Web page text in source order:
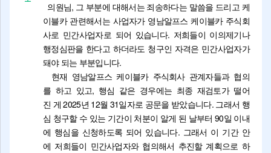
의원님, 그 부분에 대해서는 죄송하다는 말씀을 드리고 케
이블카 관련해서는 사업자가 영남알프스 케이블카 주식회
사로 민간사업자로 되어 있습니다. 저희들이 이의제기나
행정심판을 한다고 하더라도 청구인 자격은 민간사업자가
돼야 되는 부분입니다.
현재 영남알프스 케이블카 주식회사 관계자들과 협의
를 하고 있고, 행심 같은 경우에는 최종 재검토가 떨어
진 게 2025년 12월 31일자로 공문을 받았습니다. 그래서 행
심 청구할 수 있는 기간이 처분이 알게 된 날부터 90일 이내
에 행심을 신청하도록 되어 있습니다. 그래서 이 기간 안
에 저희들이 민간사업자와 협의해서 추진할 계획으로 하